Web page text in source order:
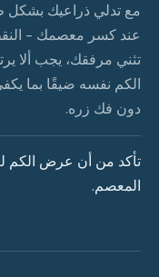
مع تدلي ذراعيك بشكل
عند كسر معصمك -
تثني مرفقك، يجب ألا
الكم نفسه ضيقًا بما
دون فك زره.
تأكد من أن عرض الكم
المعصم.